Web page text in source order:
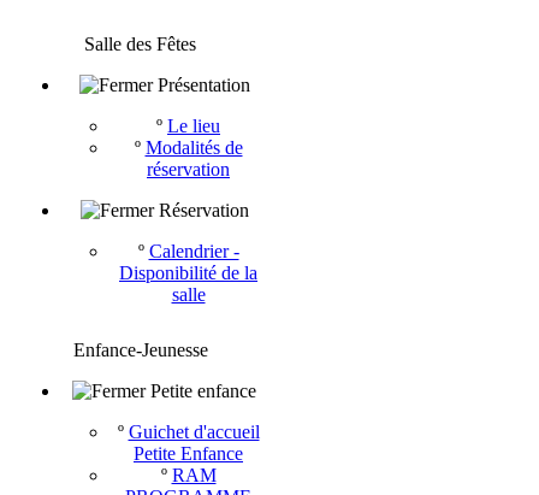
Salle des Fêtes
Présentation
º Le lieu
º Modalités de
réservation
Réservation
º Calendrier -
Disponibilité de la
salle
Enfance-Jeunesse
Petite enfance
º Guichet d'accueil
Petite Enfance
º RAM